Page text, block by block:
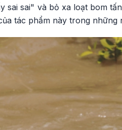
sai sai" và bỏ xa loạt bom
tác phẩm này trong những